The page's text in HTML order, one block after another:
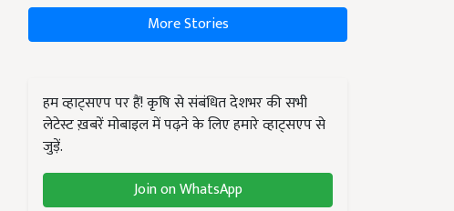
More Stories
हम व्हाट्सएप पर हैं! कृषि से संबंधित देशभर की सभी
लेटेस्ट ख़बरें मोबाइल में पढ़ने के लिए हमारे व्हाट्सएप से
जुड़ें.
Join on WhatsApp